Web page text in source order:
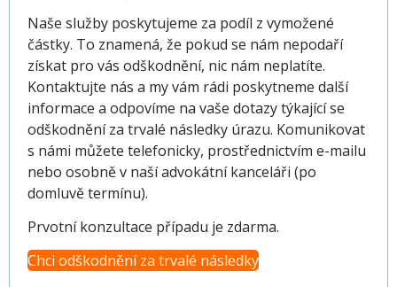
Naše služby poskytujeme za podíl z vymožené
částky. To znamená, že pokud se nám nepodaří
získat pro vás odškodnění, nic nám neplatíte.
Kontaktujte nás a my vám rádi poskytneme další
informace a odpovíme na vaše dotazy týkající se
odškodnění za trvalé následky úrazu. Komunikovat
s námi můžete telefonicky, prostřednictvím e-mailu
nebo osobně v naší advokátní kanceláři (po
domluvě termínu).
Prvotní konzultace případu je zdarma.
Chci odškodnění za trvalé následky